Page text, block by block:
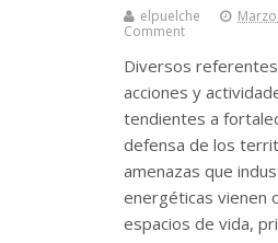
elpuelche
Comment
Diversos
acciones y
tendientes a
defensa de los
amenazas que
energéticas vienen
espacios de vida,